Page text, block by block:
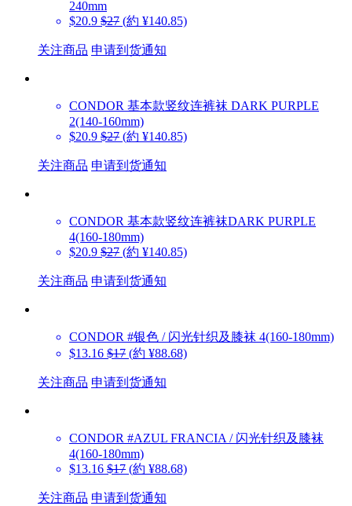
240mm
$20.9 $27 (約 ¥140.85)
关注商品 申请到货通知
CONDOR 基本款竖纹连裤袜 DARK PURPLE
2(140-160mm)
$20.9 $27 (約 ¥140.85)
关注商品 申请到货通知
CONDOR 基本款竖纹连裤袜DARK PURPLE
4(160-180mm)
$20.9 $27 (約 ¥140.85)
关注商品 申请到货通知
CONDOR #银色 / 闪光针织及膝袜 4(160-180mm)
$13.16 $17 (約 ¥88.68)
关注商品 申请到货通知
CONDOR #AZUL FRANCIA / 闪光针织及膝袜
4(160-180mm)
$13.16 $17 (約 ¥88.68)
关注商品 申请到货通知